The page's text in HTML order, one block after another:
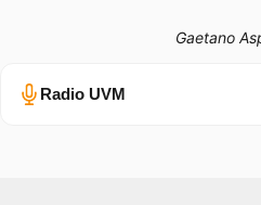
Radio UVM
Gaetano